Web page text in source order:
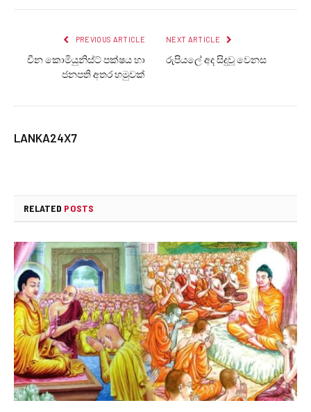
PREVIOUS ARTICLE
චීන කොමියුනිස්ට් පක්ෂය හා
ජනපති අතර හමුවක්
NEXT ARTICLE
රුපියලේ අද සිදුවූ වෙනස
LANKA24X7
RELATED POSTS